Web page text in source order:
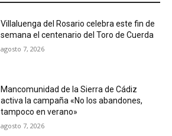
Villaluenga del Rosario celebra este fin de
semana el centenario del Toro de Cuerda
agosto 7, 2026
Mancomunidad de la Sierra de Cádiz
activa la campaña «No los abandones,
tampoco en verano»
agosto 7, 2026